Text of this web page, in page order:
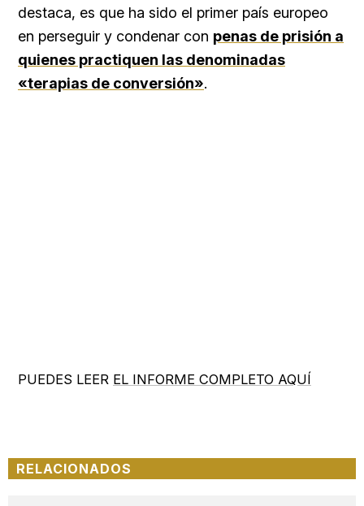
destaca, es que ha sido el primer país europeo
en perseguir y condenar con penas de prisión a
quienes practiquen las denominadas
«terapias de conversión».
PUEDES LEER EL INFORME COMPLETO AQUÍ
RELACIONADOS